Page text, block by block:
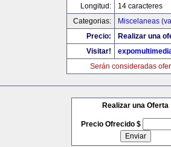
Longitud:
14 caracteres
Categorias:
Miscelaneas
Precio:
Realizar una
Visitar!
Serán consideradas
Realizar una Oferta
Precio Ofrecido $